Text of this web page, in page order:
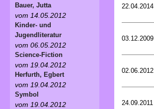
22.04.2014
03.12.2009
02.06.2012
24.09.2011
Bauer, Jutta
vom 14.05.2012
Kinder- und
Jugendliteratur
vom 06.05.2012
Science-Fiction
vom 19.04.2012
Herfurth, Egbert
vom 19.04.2012
Symbol
vom 19.04.2012